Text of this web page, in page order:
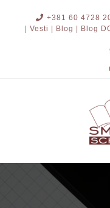
+381 60 4728
| Vesti |
Blog | Blog